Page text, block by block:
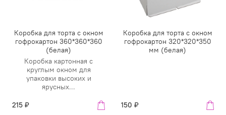
Коробка для торта с окном
гофрокартон 360*360*360
(белая)
Коробка картонная с
круглым окном для
упаковки высоких и
ярусных...
215 ₽
Коробка для торта с окном
гофрокартон 320*320*350
мм (белая)
150 ₽